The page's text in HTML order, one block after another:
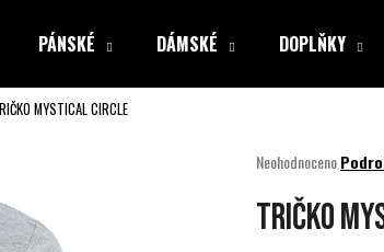
PÁNSKÉ DÁMSKÉ DOPLŇKY
MYSTICAL CIRCLE
Průměrné
produktu
Neohodnoceno
TRIČKO
Co potřebujete najít?
HLEDAT